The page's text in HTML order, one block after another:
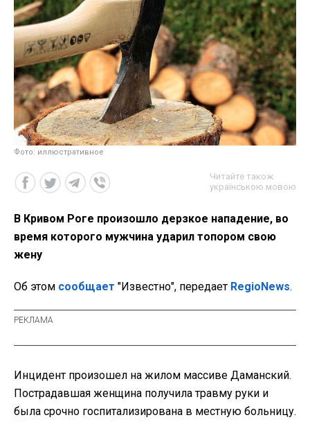
Фото: иллюстративное
Читайте також
українською мовою
В Кривом Роге произошло дерзкое нападение, во
время которого мужчина ударил топором свою
жену
Об этом сообщает "Известно", передает RegioNews.
Инцидент произошел на жилом массиве Даманский.
Пострадавшая женщина получила травму руки и
была срочно госпитализирована в местную больницу.